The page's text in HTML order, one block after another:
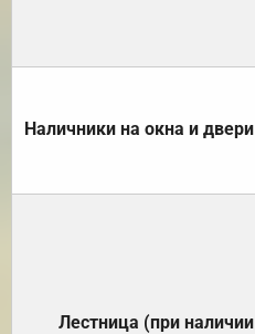
Наличники на окна и двери
Лестница (при наличии